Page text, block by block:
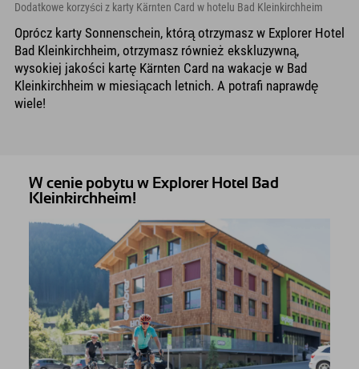
Dodatkowe korzyści z karty Kärnten Card w hotelu Bad Kleinkirchheim
Oprócz karty Sonnenschein, którą otrzymasz w Explorer Hotel
Bad Kleinkirchheim, otrzymasz również ekskluzywną,
wysokiej jakości kartę Kärnten Card na wakacje w Bad
Kleinkirchheim w miesiącach letnich. A potrafi naprawdę
wiele!
W cenie pobytu w Explorer Hotel Bad
Kleinkirchheim!